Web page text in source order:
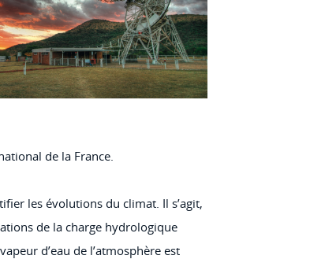
de la France.
les évolutions du climat. Il s’agit,
de la charge hydrologique
d’eau de l’atmosphère est